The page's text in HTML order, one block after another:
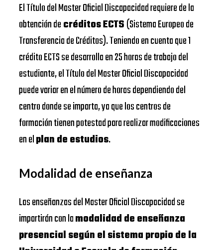
El Título del Master Oficial Discapacidad requiere de la
obtención decréditos ECTS(Sistema Europeo de
Transferencia de Créditos). Teniendo en cuenta que 1
crédito ECTS se desarrolla en 25 horas de trabajo del
estudiante, el Título del Master Oficial Discapacidad
puede variar en el número de horas dependiendo del
centro donde se imparta, ya que los centros de
formación tienen potestad para realizar modificaciones
en elplan de estudios.
Modalidad de enseñanza
Las enseñanzas del Master Oficial Discapacidad se
impartirán con lamodalidad de enseñanza
presencial según el sistema propio de la